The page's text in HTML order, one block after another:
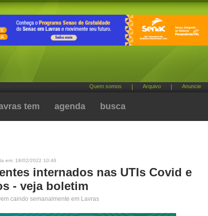
Quem somos Arquivo Anuncie
tem agenda busca
em: 18/02/2022 10:46
internados nas UTIs Covid e
- veja boletim
caindo semanalmente em Lavras